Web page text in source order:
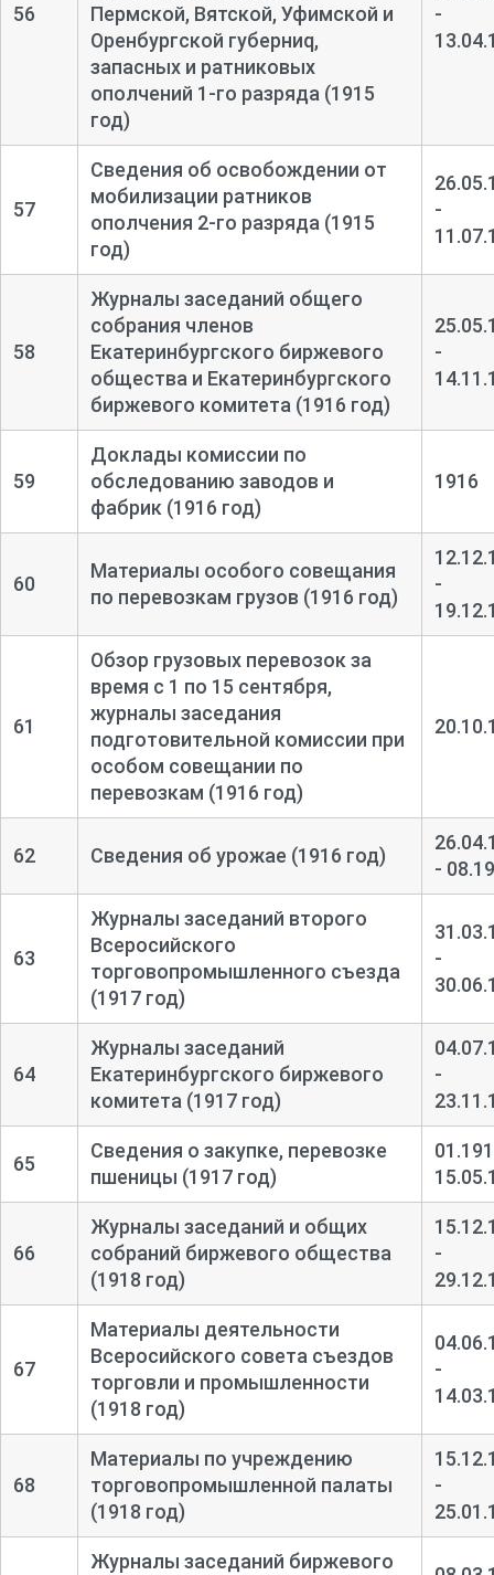
56
Пермской, Вятской, Уфимской и
Оренбургской губерниq,
запасных и ратниковых
ополчений 1-го разряда (1915
год)
-
57
Сведения об освобождении от
мобилизации ратников
ополчения 2-го разряда (1915
год)
-
58
Журналы заседаний общего
собрания членов
Екатеринбургского биржевого
общества и Екатеринбургского
биржевого комитета (1916 год)
-
59
Доклады комиссии по
обследованию заводов и
фабрик (1916 год)
1916
60
Материалы особого совещания
по перевозкам грузов (1916 год)
-
61
Обзор грузовых перевозок за
время с 1 по 15 сентября,
журналы заседания
подготовительной комиссии при
особом совещании по
перевозкам (1916 год)
62 Сведения об урожае (1916 год)
-
63
Журналы заседаний второго
Всеросийского
торговопромышленного съезда
(1917 год)
-
64
Журналы заседаний
Екатеринбургского биржевого
комитета (1917 год)
-
65
Сведения о закупке, перевозке
пшеницы (1917 год)
66
Журналы заседаний и общих
собраний биржевого общества
(1918 год)
-
67
Материалы деятельности
Всеросийского совета съездов
торговли и промышленности
(1918 год)
-
68
Материалы по учреждению
торговопромышленной палаты
(1918 год)
-
Журналы заседаний биржевого